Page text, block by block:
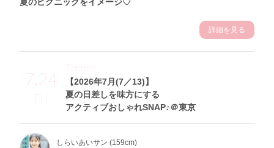
詳細を見る
7.24
Fri
【2026年7月(7／13)】
夏の日差しを味方にする
アクティブおしゃれSNAP♪＠東京
Theme
しらいあいサン (159cm)